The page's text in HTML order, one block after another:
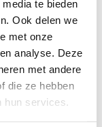
te bieden
Ook delen we
met onze
analyse. Deze
met andere
die ze hebben
hun services.